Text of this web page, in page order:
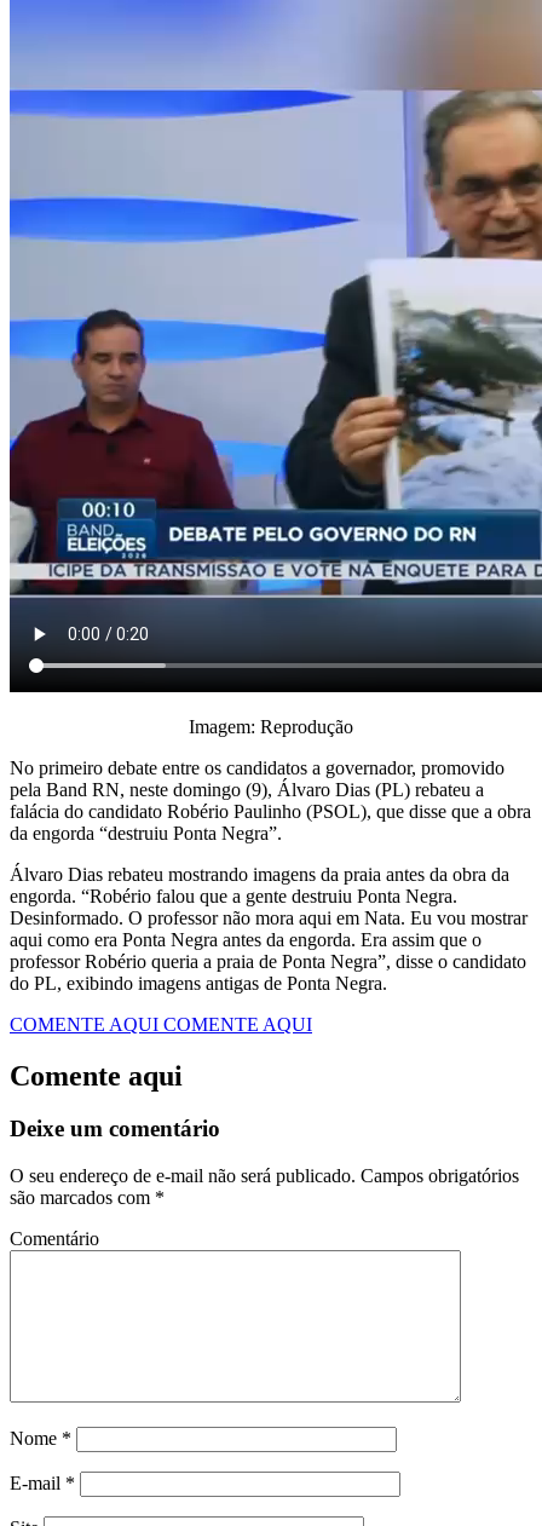
Imagem: Reprodução
No primeiro debate entre os candidatos a governador, promovido
pela Band RN, neste domingo (9), Álvaro Dias (PL) rebateu a
falácia do candidato Robério Paulinho (PSOL), que disse que a obra
da engorda “destruiu Ponta Negra”.
Álvaro Dias rebateu mostrando imagens da praia antes da obra da
engorda. “Robério falou que a gente destruiu Ponta Negra.
Desinformado. O professor não mora aqui em Nata. Eu vou mostrar
aqui como era Ponta Negra antes da engorda. Era assim que o
professor Robério queria a praia de Ponta Negra”, disse o candidato
do PL, exibindo imagens antigas de Ponta Negra.
COMENTE AQUI COMENTE AQUI
Comente aqui
Deixe um comentário
O seu endereço de e-mail não será publicado. Campos obrigatórios
são marcados com *
Comentário
Nome *
E-mail *